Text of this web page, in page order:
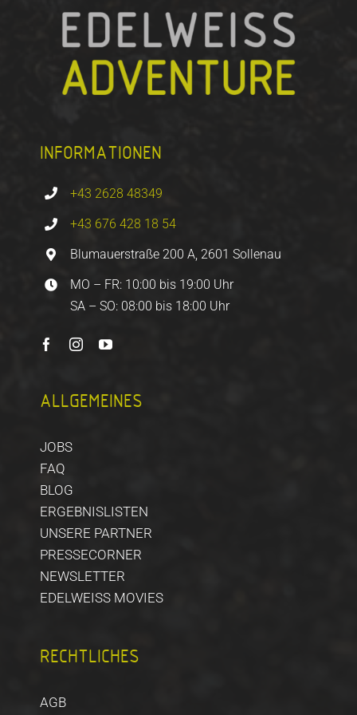
INFORMATIONEN
+43 2628 48349
+43 676 428 18 54
Blumauerstraße 200 A, 2601 Sollenau
MO – FR: 10:00 bis 19:00 Uhr
SA – SO: 08:00 bis 18:00 Uhr
ALLGEMEINES
JOBS
FAQ
BLOG
ERGEBNISLISTEN
UNSERE PARTNER
PRESSECORNER
NEWSLETTER
EDELWEISS MOVIES
RECHTLICHES
AGB